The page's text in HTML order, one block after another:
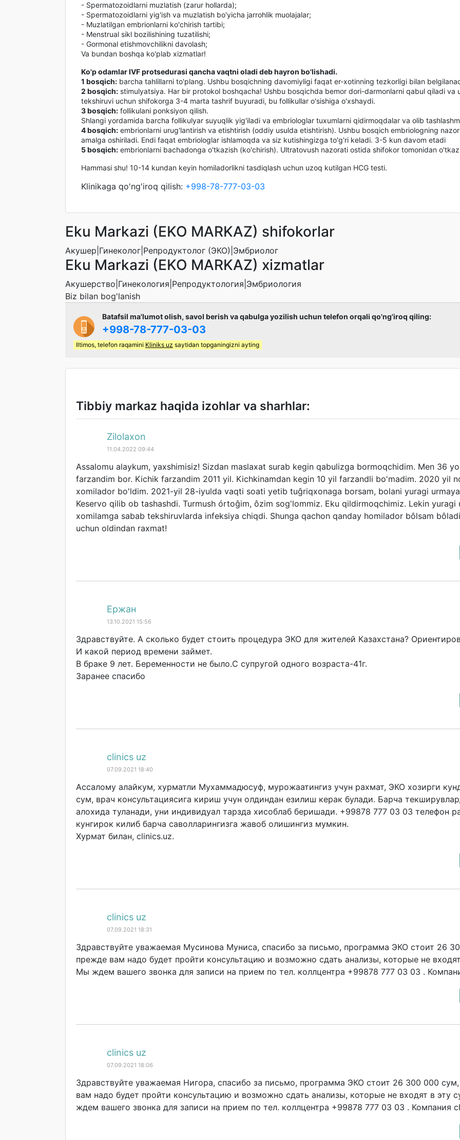
- Spermatozoidlarni muzlatish (zarur hollarda);
- Spermatozoidlarni yig'ish va muzlatish bo'yicha jarrohlik muolajalar;
- Muzlatilgan embrionlarni ko'chirish tartibi;
- Menstrual sikl bozilishining tuzatilishi;
- Gormonal etishmovchilikni davolash;
Va bundan boshqa ko'plab xizmatlar!
Ko'p odamlar IVF protsedurasi qancha vaqtni oladi deb hayron bo'lishadi.
1 bosqich: barcha tahlillarni to'plang. Ushbu bosqichning davomiyligi faqat er-xotinning tezkorligi bilan
2 bosqich: stimulyatsiya. Har bir protokol boshqacha! Ushbu bosqichda bemor dori-darmonlarni qabul qiladi va
tekshiruvi uchun shifokorga 3-4 marta tashrif buyuradi, bu follikullar o'sishiga o'xshaydi.
3 bosqich: follikulani ponksiyon qilish.
Shlangi yordamida barcha follikulyar suyuqlik yig'iladi va embriologlar tuxumlarni qidirmoqdalar va olib
4 bosqich: embrionlarni urug'lantirish va etishtirish (oddiy usulda etishtirish). Ushbu bosqich embriologning
amalga oshiriladi. Endi faqat embriologlar ishlamoqda va siz kutishingizga to'g'ri keladi. 3-5 kun davom etadi
5 bosqich: embrionlarni bachadonga o'tkazish (ko'chirish). Ultratovush nazorati ostida shifokor tomonidan
Hammasi shu! 10-14 kundan keyin homiladorlikni tasdiqlash uchun uzoq kutilgan HCG testi.
Klinikaga qo'ng'iroq qilish: +998-78-777-03-03
Eku Markazi (EKO MARKAZ) shifokorlar
Акушер|Гинеколог|Репродуктолог (ЭКО)|Эмбриолог
Eku Markazi (EKO MARKAZ) xizmatlar
Акушерство|Гинекология|Репродуктология|Эмбриология
Biz bilan bog'lanish
Batafsil ma'lumot olish, savol berish va qabulga yozilish uchun telefon orqali qo'ng'iroq qiling:
+998-78-777-03-03
Iltimos, telefon raqamini Kliniks uz saytidan topganingizni ayting
Tibbiy markaz haqida izohlar va sharhlar:
Zilolaxon
11.04.2022 09:44
Assalomu alaykum, yaxshimisiz! Sizdan maslaxat surab kegin qabulizga bormoqchidim. Men 36
farzandim bor. Kichik farzandim 2011 yil. Kichkinamdan kegin 10 yil farzandli bo'madim. 2020 yil
xomilador bo'ldim. 2021-yil 28-iyulda vaqti soati yetib tuĝriqxonaga borsam, bolani yuragi
Keservo qilib ob tashashdi. Turmush órtoĝim, ôzim sog'lommiz. Eku qildirmoqchimiz. Lekin yuragi
xomilamga sabab tekshiruvlarda infeksiya chiqdi. Shunga qachon qanday homilador bôlsam
uchun oldindan raxmat!
Ержан
13.10.2021 15:56
Здравствуйте. А сколько будет стоить процедура ЭКО для жителей Казахстана?
И какой период времени займет.
В браке 9 лет. Беременности не было.С супругой одного возраста-41г.
Заранее спасибо
clinics uz
07.09.2021 18:40
Ассалому алайкум, хурматли Мухаммадюсуф, мурожаатингиз учун рахмат, ЭКО хозирги
сум, врач консультациясига кириш учун олдиндан езилиш керак булади. Барча
алохида туланади, уни индивидуал тарзда хисоблаб беришади. +99878 777 03 03 телефон
кунгирок килиб барча саволларингизга жавоб олишингиз мумкин.
Хурмат билан, clinics.uz.
clinics uz
07.09.2021 18:31
Здравствуйте уважаемая Мусинова Муниса, спасибо за письмо, программа ЭКО стоит 26
прежде вам надо будет пройти консультацию и возможно сдать анализы, которые не
Мы ждем вашего звонка для записи на прием по тел. коллцентра +99878 777 03 03 .
clinics uz
07.09.2021 18:06
Здравствуйте уважаемая Нигора, спасибо за письмо, программа ЭКО стоит 26 300 000
вам надо будет пройти консультацию и возможно сдать анализы, которые не входят в эту
ждем вашего звонка для записи на прием по тел. коллцентра +99878 777 03 03 . Компания